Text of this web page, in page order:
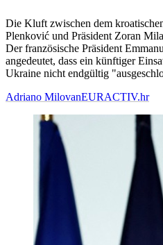
Die Kluft zwischen dem
Plenković und Präsident Zoran
Der französische Präsident
angedeutet, dass ein künftiger
Ukraine nicht endgültig
Adriano MilovanEURACTIV.hr